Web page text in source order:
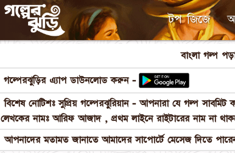
টপ জিজে
বাংলা গল্প
গল্পেরঝুড়ির এ্যাপ ডাউনলোড করুন -
বিশেষ নোটিশঃ সুপ্রিয় গল্পেরঝুরিয়ান - আপনারা যে গল্প
লেখকের নামঃ আরিফ আজাদ , প্রথম লাইনে রাইটারের নাম না
আপনাদের মতামত জানাতে আমাদের সাপোর্টে মেসেজ দিতে